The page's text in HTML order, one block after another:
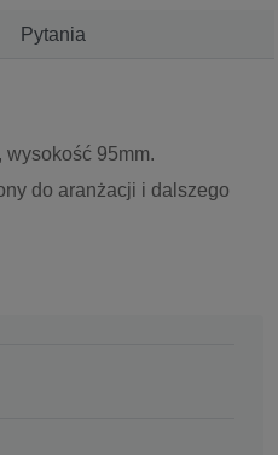
Pytania
95mm.
do aranżacji i dalszego